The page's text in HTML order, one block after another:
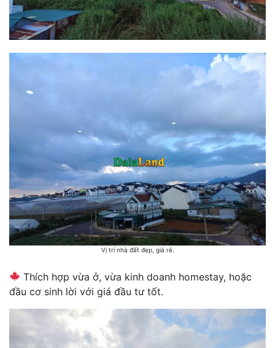
Vị trí nhà đất đẹp, giá rẻ.
Thích hợp vừa ở, vừa kinh doanh homestay, hoặc
đầu cơ sinh lời với giá đầu tư tốt.